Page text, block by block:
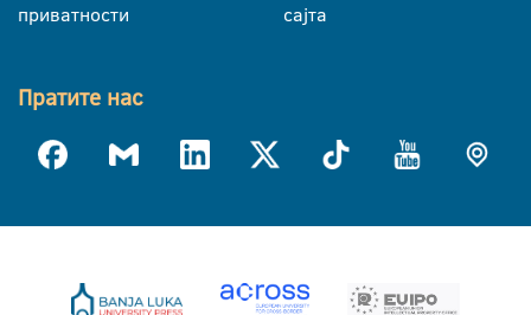
приватности
сајта
Пратите нас